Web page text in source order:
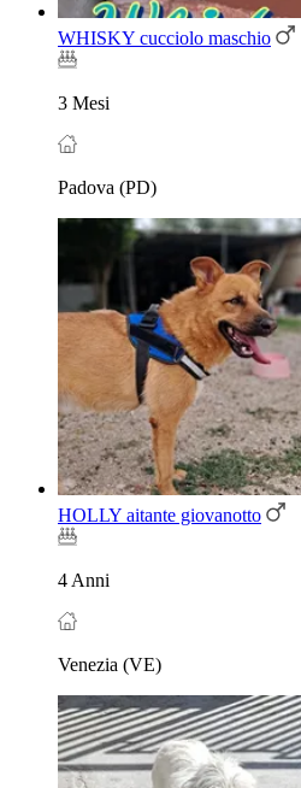
WHISKY cucciolo maschio
3 Mesi
Padova (PD)
HOLLY aitante giovanotto
4 Anni
Venezia (VE)